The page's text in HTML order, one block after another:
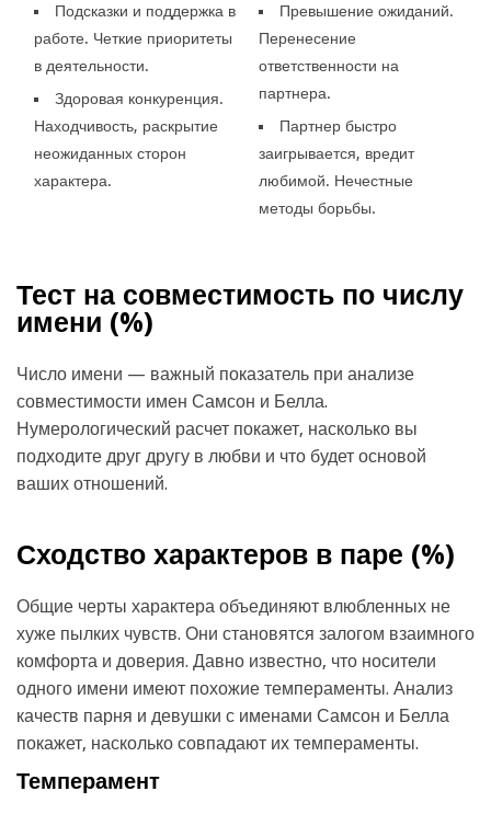
Подсказки и поддержка в
работе. Четкие приоритеты
в деятельности.
Здоровая конкуренция.
Находчивость, раскрытие
неожиданных сторон
характера.
Превышение ожиданий.
Перенесение
ответственности на
партнера.
Партнер быстро
заигрывается, вредит
любимой. Нечестные
методы борьбы.
Тест на совместимость по числу
имени (%)
Число имени — важный показатель при анализе
совместимости имен Самсон и Белла.
Нумерологический расчет покажет, насколько вы
подходите друг другу в любви и что будет основой
ваших отношений.
Сходство характеров в паре (%)
Общие черты характера объединяют влюбленных не
хуже пылких чувств. Они становятся залогом взаимного
комфорта и доверия. Давно известно, что носители
одного имени имеют похожие темпераменты. Анализ
качеств парня и девушки с именами Самсон и Белла
покажет, насколько совпадают их темпераменты.
Темперамент